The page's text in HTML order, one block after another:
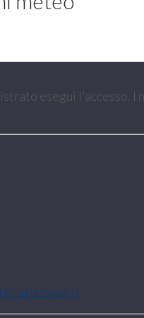
esegui l'accesso.
la password